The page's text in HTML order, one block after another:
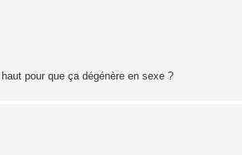
pour que ça dégénère en sexe ?